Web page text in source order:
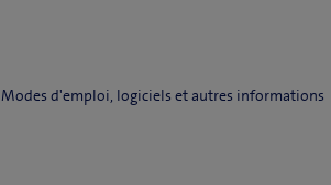
Modes d'emploi, logiciels et autres informations